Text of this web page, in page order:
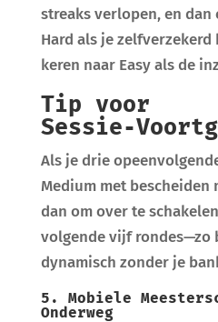
streaks verlopen, en
Hard als je
keren naar Easy als de
Tip voor
Als je drie
Medium met
dan om over te
volgende vijf rondes—zo
dynamisch zonder je
5. Mobiele
Onderweg